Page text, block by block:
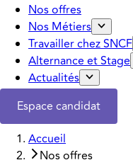
Nos offres
Nos Métiers
Travailler chez SNCF
Alternance et Stage
Actualités
Espace candidat
Accueil
Nos offres